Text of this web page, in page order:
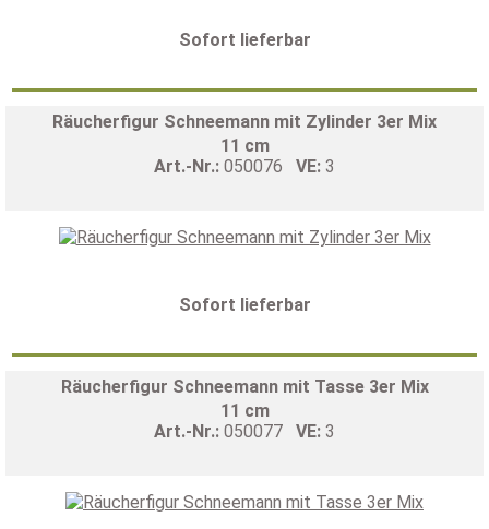
Sofort lieferbar
Räucherfigur Schneemann mit Zylinder 3er Mix
11 cm
Art.-Nr.: 050076 VE: 3
Sofort lieferbar
Räucherfigur Schneemann mit Tasse 3er Mix
11 cm
Art.-Nr.: 050077 VE: 3